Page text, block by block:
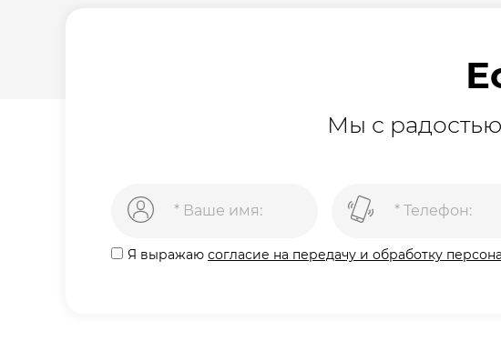
Мы с
Я выражаю согласие на передачу и обработку